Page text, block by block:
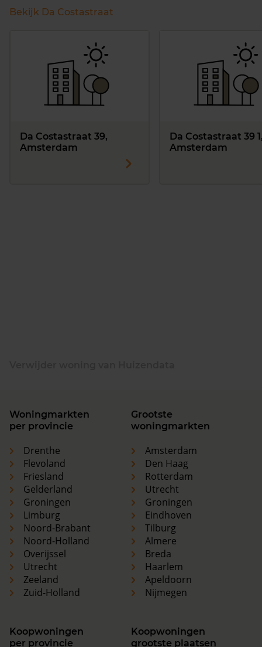
Bekijk Da Costastraat
Da Costastraat 39,
Amsterdam
Da Costastraat 39
Amsterdam
Woningmarkten
per provincie
Drenthe
Flevoland
Friesland
Gelderland
Groningen
Limburg
Noord-Brabant
Noord-Holland
Overijssel
Utrecht
Zeeland
Zuid-Holland
Grootste
woningmarkten
Amsterdam
Den Haag
Rotterdam
Utrecht
Groningen
Eindhoven
Tilburg
Almere
Breda
Haarlem
Apeldoorn
Nijmegen
Koopwoningen
per provincie
Koopwoningen
grootste plaatsen